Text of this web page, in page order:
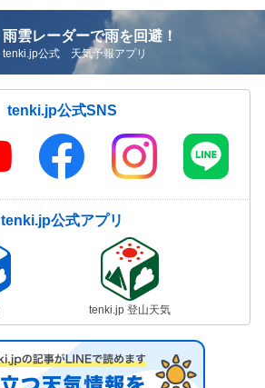
雨雲レーダーで雨を回避！
tenki.jp公式 天気予報アプリ
tenki.jp公式SNS
tenki.jp公式アプリ
tenki.jp 登山天気